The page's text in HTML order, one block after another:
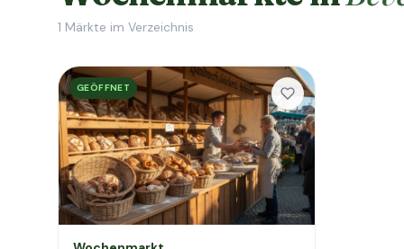
1 Märkte im Verzeichnis
GEÖFFNET